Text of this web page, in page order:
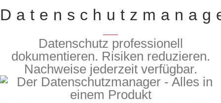
Datenschutz professionell
dokumentieren. Risiken reduzieren.
Nachweise jederzeit verfügbar.